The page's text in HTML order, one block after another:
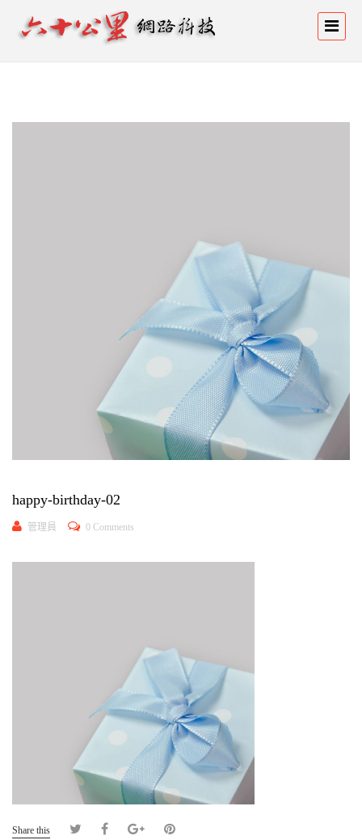
happy-birthday-02
管理員 0 Comments
Share this